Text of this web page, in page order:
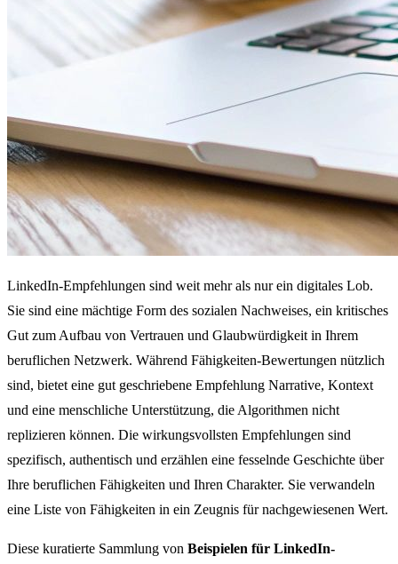
LinkedIn-Empfehlungen sind weit mehr als nur ein digitales Lob.
Sie sind eine mächtige Form des sozialen Nachweises, ein kritisches
Gut zum Aufbau von Vertrauen und Glaubwürdigkeit in Ihrem
beruflichen Netzwerk. Während Fähigkeiten-Bewertungen nützlich
sind, bietet eine gut geschriebene Empfehlung Narrative, Kontext
und eine menschliche Unterstützung, die Algorithmen nicht
replizieren können. Die wirkungsvollsten Empfehlungen sind
spezifisch, authentisch und erzählen eine fesselnde Geschichte über
Ihre beruflichen Fähigkeiten und Ihren Charakter. Sie verwandeln
eine Liste von Fähigkeiten in ein Zeugnis für nachgewiesenen Wert.
Diese kuratierte Sammlung von Beispielen für LinkedIn-